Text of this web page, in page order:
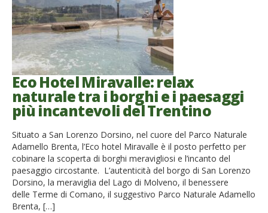
Eco Hotel Miravalle: relax
naturale tra i borghi e i paesaggi
più incantevoli del Trentino
Situato a San Lorenzo Dorsino, nel cuore del Parco Naturale
Adamello Brenta, l’Eco hotel Miravalle è il posto perfetto per
cobinare la scoperta di borghi meravigliosi e l’incanto del
paesaggio circostante. L’autenticità del borgo di San Lorenzo
Dorsino, la meraviglia del Lago di Molveno, il benessere
delle Terme di Comano, il suggestivo Parco Naturale Adamello
Brenta, […]